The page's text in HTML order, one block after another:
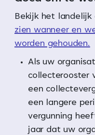
Bekijk het
zien wanneer en
worden gehouden.
Als uw
collecterooster
een
een langere
vergunning
jaar dat uw